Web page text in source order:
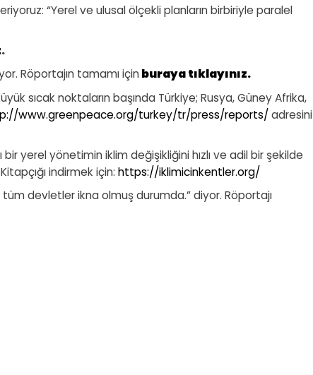
“Yerel ve ulusal ölçekli planların birbiriyle paralel
.
Röportajın tamamı içinburaya tıklayınız.
sıcak noktaların başında Türkiye; Rusya, Güney Afrika,
www.greenpeace.org/turkey/tr/press/reports/adresini
yerel yönetimin iklim değişikliğini hızlı ve adil bir şekilde
indirmek için: https://iklimicinkentler.org/
devletler ikna olmuş durumda.” diyor. Röportajı